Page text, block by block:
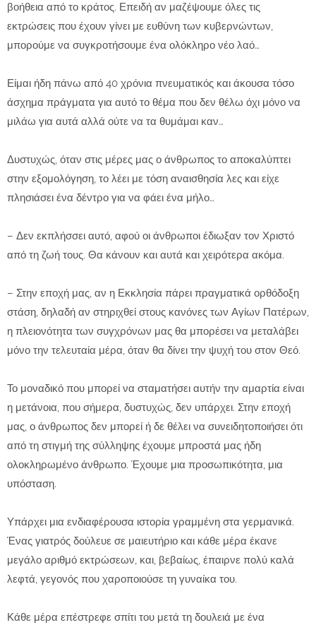
βοήθεια από το κράτος. Επειδή αν μαζέψουμε όλες τις
εκτρώσεις που έχουν γίνει με ευθύνη των κυβερνώντων,
μπορούμε να συγκροτήσουμε ένα ολόκληρο νέο λαό…
Είμαι ήδη πάνω από 40 χρόνια πνευματικός και άκουσα τόσο
άσχημα πράγματα για αυτό το θέμα που δεν θέλω όχι μόνο να
μιλάω για αυτά αλλά ούτε να τα θυμάμαι καν…
Δυστυχώς, όταν στις μέρες μας ο άνθρωπος το αποκαλύπτει
στην εξομολόγηση, το λέει με τόση αναισθησία λες και είχε
πλησιάσει ένα δέντρο για να φάει ένα μήλο…
– Δεν εκπλήσσει αυτό, αφού οι άνθρωποι έδιωξαν τον Χριστό
από τη ζωή τους. Θα κάνουν και αυτά και χειρότερα ακόμα.
– Στην εποχή μας, αν η Εκκλησία πάρει πραγματικά ορθόδοξη
στάση, δηλαδή αν στηριχθεί στους κανόνες των Αγίων Πατέρων,
η πλειονότητα των συγχρόνων μας θα μπορέσει να μεταλάβει
μόνο την τελευταία μέρα, όταν θα δίνει την ψυχή του στον Θεό.
Το μοναδικό που μπορεί να σταματήσει αυτήν την αμαρτία είναι
η μετάνοια, που σήμερα, δυστυχώς, δεν υπάρχει. Στην εποχή
μας, ο άνθρωπος δεν μπορεί ή δε θέλει να συνειδητοποιήσει ότι
από τη στιγμή της σύλληψης έχουμε μπροστά μας ήδη
ολοκληρωμένο άνθρωπο. Έχουμε μια προσωπικότητα, μια
υπόσταση.
Υπάρχει μια ενδιαφέρουσα ιστορία γραμμένη στα γερμανικά.
Ένας γιατρός δούλευε σε μαιευτήριο και κάθε μέρα έκανε
μεγάλο αριθμό εκτρώσεων, και, βεβαίως, έπαιρνε πολύ καλά
λεφτά, γεγονός που χαροποιούσε τη γυναίκα του.
Κάθε μέρα επέστρεφε σπίτι του μετά τη δουλειά με ένα